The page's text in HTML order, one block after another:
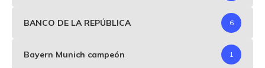
BANCO DE LA REPÚBLICA 6
Bayern Munich campeón 1